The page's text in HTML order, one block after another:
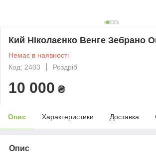
Кий Ніколаєнко Венге Зебрано
Немає в наявності
Код: 2403
Роздріб
10 000 ₴
Опис Характеристики Доставка
Опис